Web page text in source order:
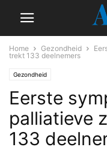
Home Gezondheid
trekt 133 deelnemers
Gezondheid
Eerste
palliatieve
133